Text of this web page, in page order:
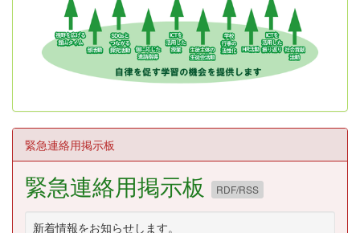
緊急連絡用掲示板
緊急連絡用掲示板 RDF/RSS
新着情報をお知らせします。